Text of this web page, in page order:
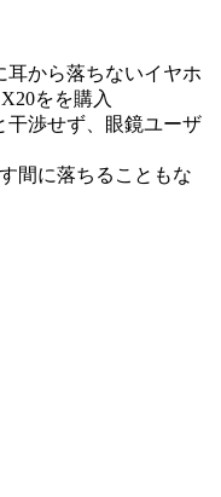
耳から落ちないイヤホ
をを購入
干渉せず、眼鏡ユーザ
間に落ちることもな